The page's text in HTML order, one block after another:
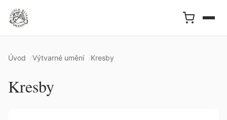
Úvod Výtvarné umění Kresby
Kresby